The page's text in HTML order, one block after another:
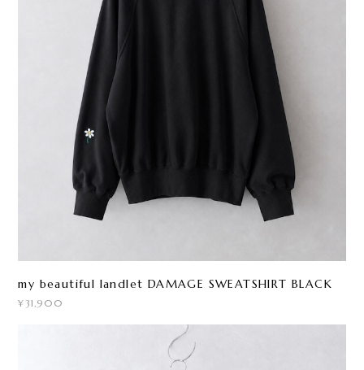
my beautiful landlet DAMAGE SWEATSHIRT BLACK
¥31,900